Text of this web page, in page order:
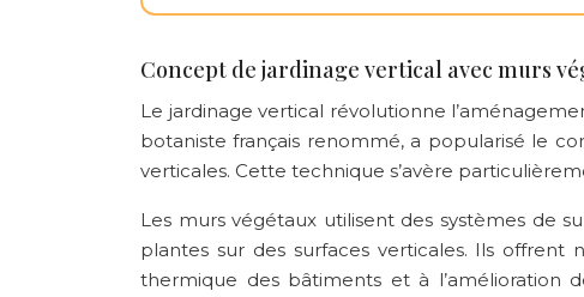
Concept de jardinage vertical avec murs
Le jardinage vertical révolutionne
botaniste français renommé, a popularisé le
verticales. Cette technique s’avère
Les murs végétaux utilisent des systèmes de
plantes sur des surfaces verticales. Ils
thermique des bâtiments et à l’amélioration